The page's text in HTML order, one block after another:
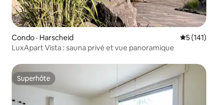
Condo · Harscheid Note
5 (141)
LuxApart Vista : sauna privé et vue panoramique
Superhôte
Superhôte